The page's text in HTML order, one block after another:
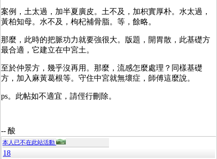
案例，土太過，加半夏廣皮。土不及，加枳實厚朴。水太過，
黃柏知母。水不及，枸杞補骨脂。等，餘略。
那麼，此時的把脈功力就要強很大。版題，開胃散，此基礎方
最合適，它建立在中宮土。
至於仲景方，幾乎沒再用。那麼，流感怎麼處理？同樣基礎
方，加入麻黃葛根等。守住中宮就無壞症，師傅這麼說。
ps。此帖如不適宜，請俓行刪除。
-- 酸
本人已不在此站活動
18